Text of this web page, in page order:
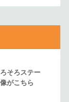
そろステー
がこちら